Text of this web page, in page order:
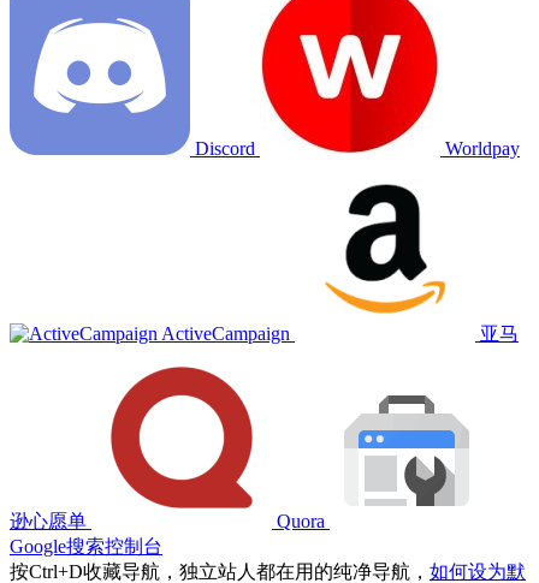
Discord Worldpay
ActiveCampaign 亚马
逊心愿单
Quora
Google搜索控制台
按Ctrl+D收藏导航，独立站人都在用的纯净导航， 如何设为默